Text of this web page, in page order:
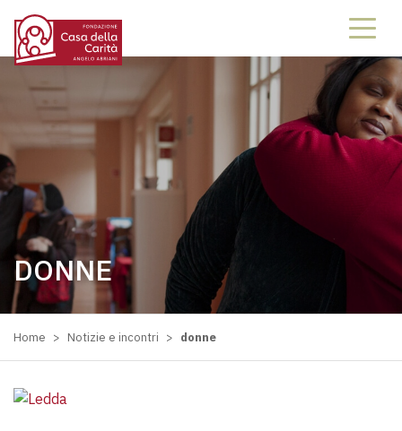
DONNE
Home > Notizie e incontri > donne